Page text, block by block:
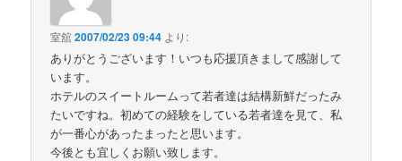
室舘2007/02/23 09:44 より:
ありがとうございます！いつも応援頂きまして感謝して
います。
ホテルのスイートルームって若者達は結構新鮮だったみ
たいですね。初めての経験をしている若者達を見て、私
が一番心があったまったと思います。
今後とも宜しくお願い致します。